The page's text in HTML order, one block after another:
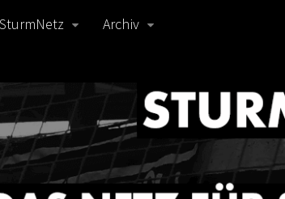
SturmNetz Archiv